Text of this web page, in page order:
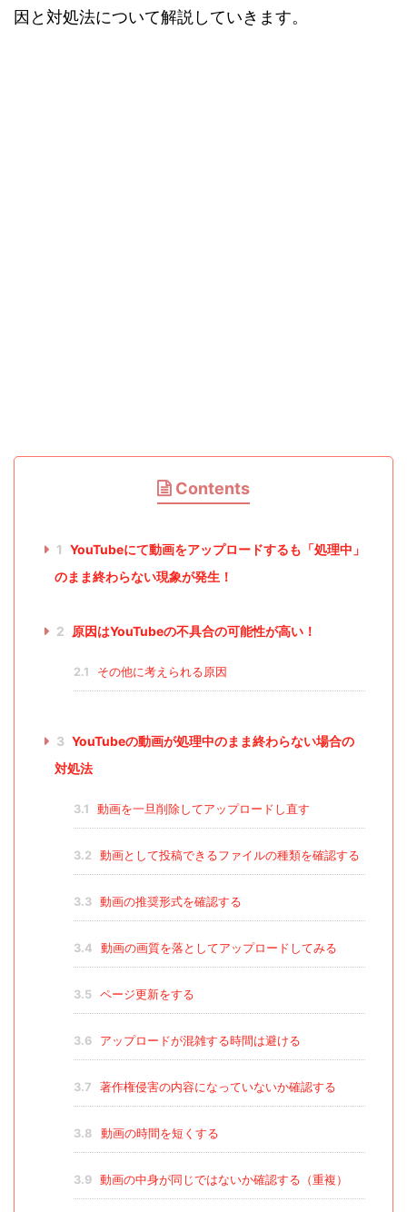
因と対処法について解説していきます。
Contents
1 YouTubeにて動画をアップロードするも「処理中」
のまま終わらない現象が発生！
2 原因はYouTubeの不具合の可能性が高い！
2.1 その他に考えられる原因
3 YouTubeの動画が処理中のまま終わらない場合の
対処法
3.1 動画を一旦削除してアップロードし直す
3.2 動画として投稿できるファイルの種類を確認する
3.3 動画の推奨形式を確認する
3.4 動画の画質を落としてアップロードしてみる
3.5 ページ更新をする
3.6 アップロードが混雑する時間は避ける
3.7 著作権侵害の内容になっていないか確認する
3.8 動画の時間を短くする
3.9 動画の中身が同じではないか確認する（重複）